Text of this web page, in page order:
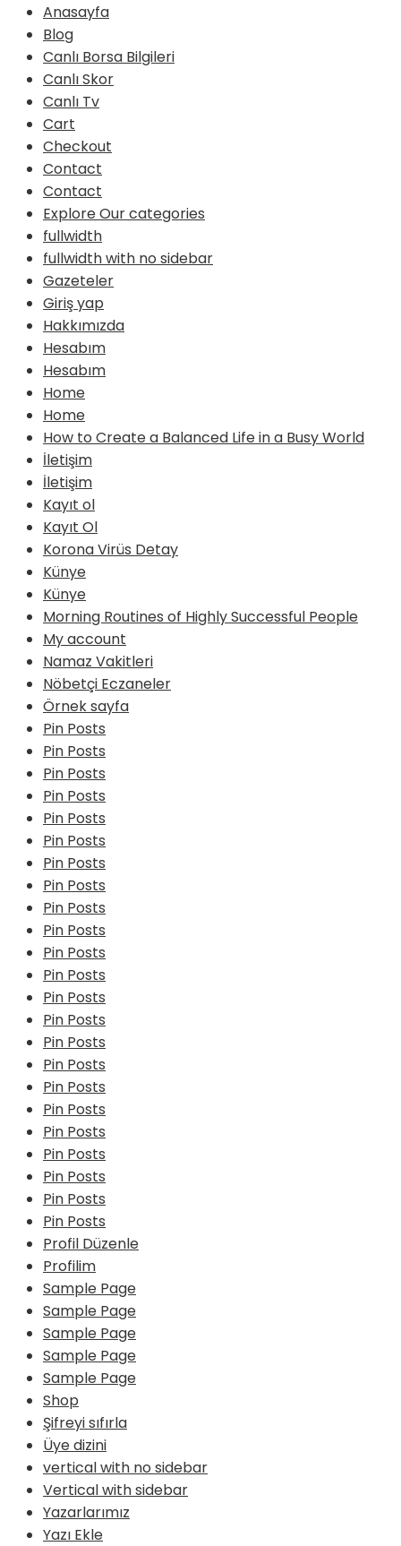
Anasayfa
Blog
Canlı Borsa Bilgileri
Canlı Skor
Canlı Tv
Cart
Checkout
Contact
Contact
Explore Our categories
fullwidth
fullwidth with no sidebar
Gazeteler
Giriş yap
Hakkımızda
Hesabım
Hesabım
Home
Home
How to Create a Balanced Life in a Busy World
İletişim
İletişim
Kayıt ol
Kayıt Ol
Korona Virüs Detay
Künye
Künye
Morning Routines of Highly Successful People
My account
Namaz Vakitleri
Nöbetçi Eczaneler
Örnek sayfa
Pin Posts
Pin Posts
Pin Posts
Pin Posts
Pin Posts
Pin Posts
Pin Posts
Pin Posts
Pin Posts
Pin Posts
Pin Posts
Pin Posts
Pin Posts
Pin Posts
Pin Posts
Pin Posts
Pin Posts
Pin Posts
Pin Posts
Pin Posts
Pin Posts
Pin Posts
Pin Posts
Profil Düzenle
Profilim
Sample Page
Sample Page
Sample Page
Sample Page
Sample Page
Shop
Şifreyi sıfırla
Üye dizini
vertical with no sidebar
Vertical with sidebar
Yazarlarımız
Yazı Ekle